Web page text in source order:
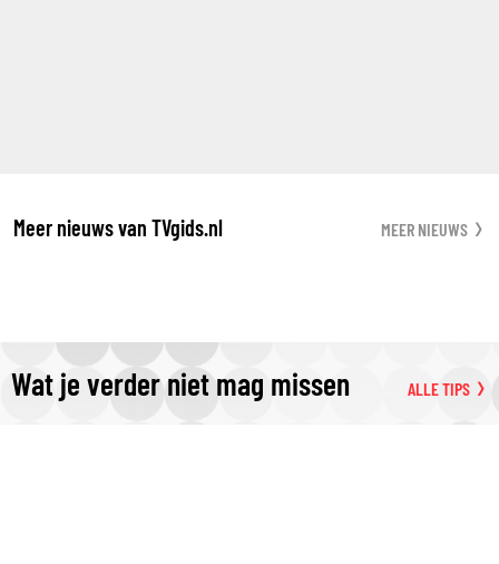
Meer nieuws van TVgids.nl MEER NIEUWS
Wat je verder niet mag missen ALLE TIPS